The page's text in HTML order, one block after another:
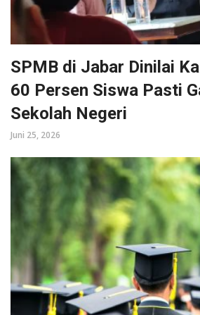
SPMB di Jabar Dinilai
60 Persen Siswa Pasti
Sekolah Negeri
Juni 25, 2026